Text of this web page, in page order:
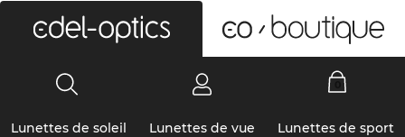
Lunettes de soleil Lunettes de vue Lunettes de sport